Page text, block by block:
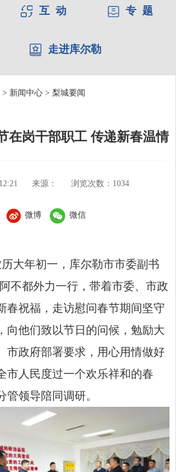
互 动 专 题
走进库尔勒
> 新闻中心 > 梨城要闻
在岗干部职工 传递新春温情
来源： 浏览次数： 1034
微博 微信
大年初一，库尔勒市市委副书
不都外力一行，带着市委、市政
春祝福，走访慰问春节期间坚守
向他们致以节日的问候，勉励大
市政府部署要求，用心用情做好
市人民度过一个欢乐祥和的春
领导陪同调研。